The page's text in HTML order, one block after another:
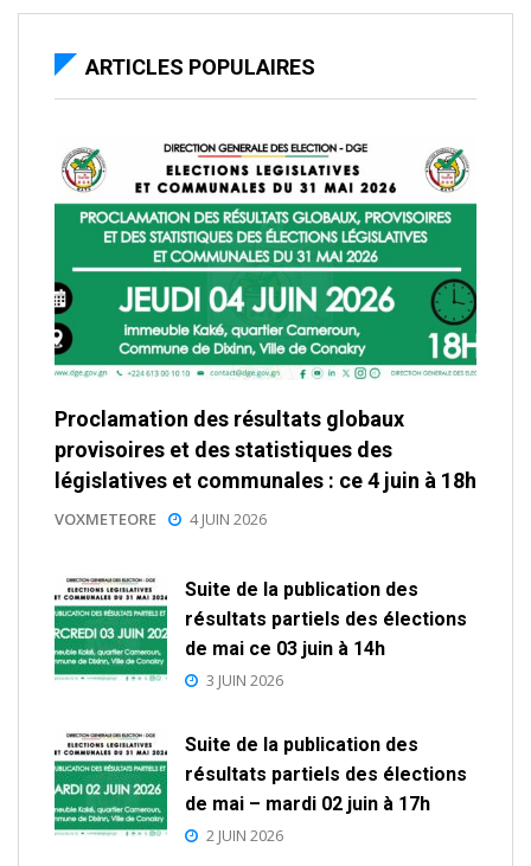
ARTICLES POPULAIRES
Proclamation des résultats globaux
provisoires et des statistiques des
législatives et communales : ce 4 juin à 18h
VOXMETEORE 4 JUIN 2026
Suite de la publication des
résultats partiels des élections
de mai ce 03 juin à 14h
3 JUIN 2026
Suite de la publication des
résultats partiels des élections
de mai – mardi 02 juin à 17h
2 JUIN 2026